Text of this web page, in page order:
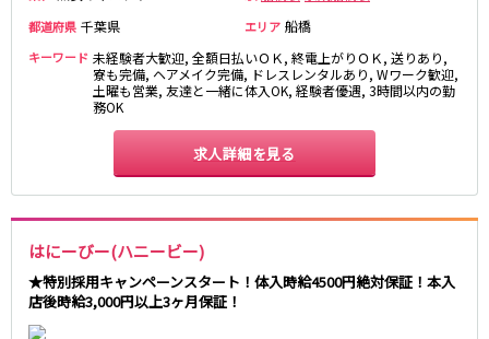
都道府県 千葉県 エリア 船橋
キーワード 未経験者大歓迎, 全額日払いＯＫ, 終電上がりＯＫ, 送りあり,
寮も完備, ヘアメイク完備, ドレスレンタルあり, Wワーク歓迎,
土曜も営業, 友達と一緒に体入OK, 経験者優遇, 3時間以内の勤
務OK
求人詳細を見る
はにーびー(ハニービー)
★特別採用キャンペーンスタート！体入時給4500円絶対保証！本入
店後時給3,000円以上3ヶ月保証！
高田馬場駅
航空公園駅
JR根岸線
横浜駅
大船駅
西武池袋線
池袋駅
所沢駅
ひばりヶ丘駅
東久留米駅
秋津駅